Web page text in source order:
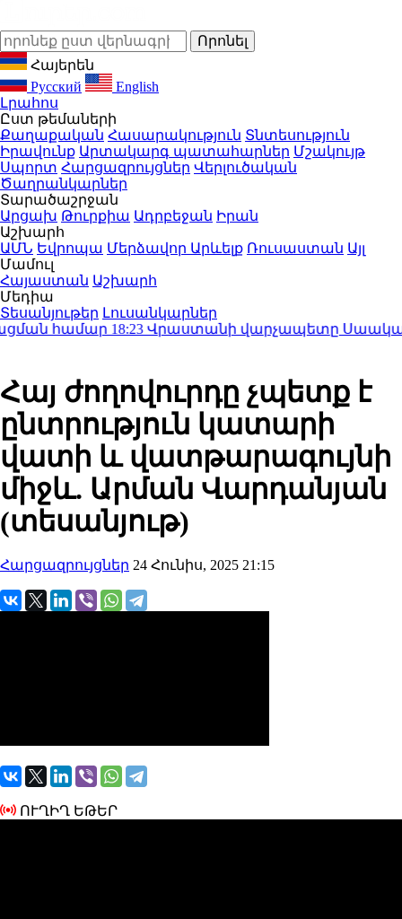
Հայերեն
Русский
English
Լրահոս
Ըստ թեմաների
Քաղաքական Հասարակություն Տնտեսություն
Իրավունք Արտակարգ պատահարներ Մշակույթ
Սպորտ Հարցազրույցներ Վերլուծական
Ծաղրանկարներ
Տարածաշրջան
Արցախ Թուրքիա Ադրբեջան Իրան
Աշխարհ
ԱՄՆ Եվրոպա Մերձավոր Արևելք Ռուսաստան Այլ
Մամուլ
Հայաստան Աշխարհ
Մեդիա
Տեսանյութեր Լուսանկարներ
համար18:23Վրաստանի վարչապետը
Հայ ժողովուրդը չպետք է
ընտրություն կատարի
վատի և վատթարագույնի
միջև. Արման Վարդանյան
(տեսանյութ)
Հարցազրույցներ 24 Հունիս, 2025 21:15
ՈՒՂԻՂ ԵԹԵՐ